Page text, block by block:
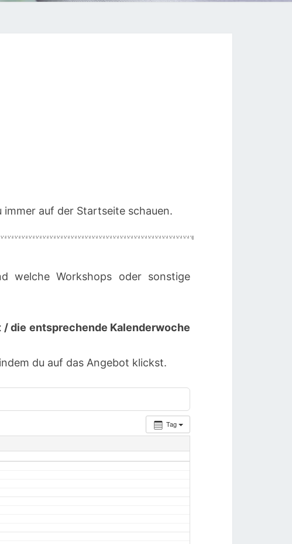
auf der Startseite schauen.
welche Workshops oder sonstige
die entsprechende Kalenderwoche
du auf das Angebot klickst.
Tag